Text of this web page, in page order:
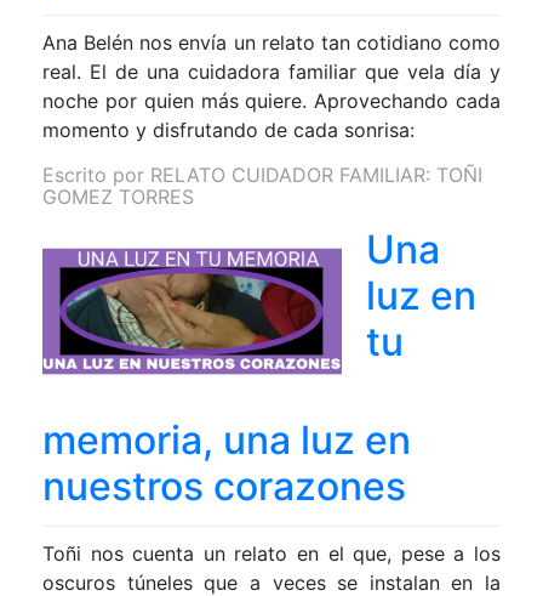
Ana Belén nos envía un relato tan cotidiano como
real. El de una cuidadora familiar que vela día y
noche por quien más quiere. Aprovechando cada
momento y disfrutando de cada sonrisa:
Escrito por RELATO CUIDADOR FAMILIAR: TOÑI
GOMEZ TORRES
Una
luz en
tu
memoria, una luz en
nuestros corazones
Toñi nos cuenta un relato en el que, pese a los
oscuros túneles que a veces se instalan en la